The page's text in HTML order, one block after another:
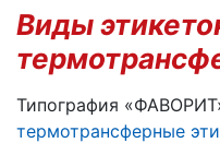
Виды
Типография
термотрансферные